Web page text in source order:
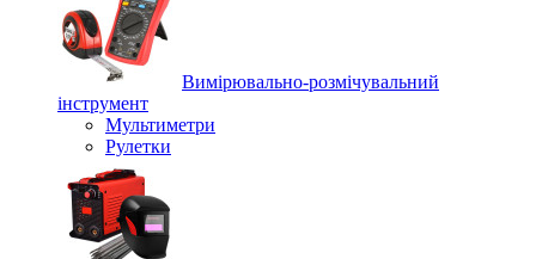
Вимірювально-розмічувальний
інструмент
Мультиметри
Рулетки